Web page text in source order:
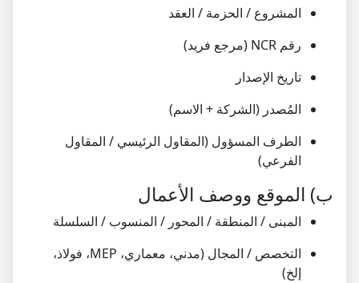
المشروع / الحزمة / العقد
رقم NCR (مرجع فريد)
تاريخ الإصدار
المُصدر (الشركة + الاسم)
الطرف المسؤول (المقاول الرئيسي / المقاول
الفرعي)
ب) الموقع ووصف الأعمال
المبنى / المنطقة / المحور / المنسوب / السلسلة
التخصص / المجال (مدني، معماري، MEP، فولاذ،
إلخ)